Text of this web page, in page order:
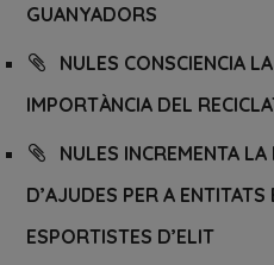
GUANYADORS
NULES CONSCIENCIA
IMPORTÀNCIA DEL
NULES INCREMENTA
D’AJUDES PER A
ESPORTISTES D’ELIT